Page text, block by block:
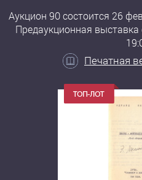
Аукцион 90 состоится 26
Предаукционная
Печатная